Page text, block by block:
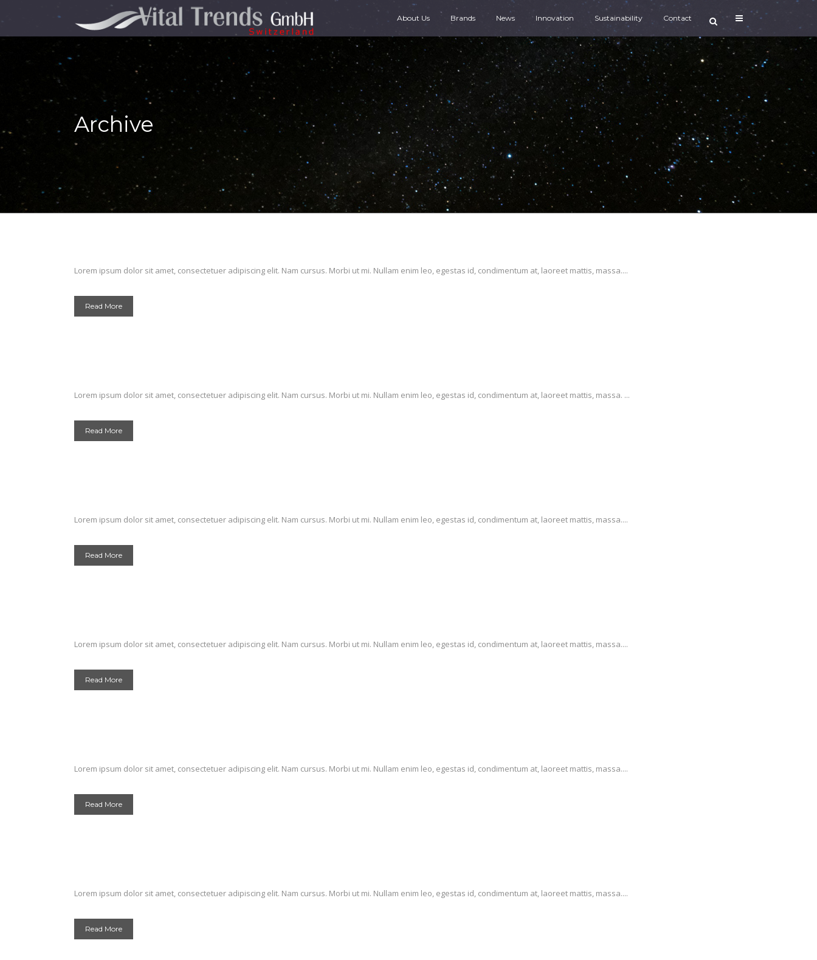
About Us Brands News Innovation Sustainability Contact
Archive
Lorem ipsum dolor sit amet, consectetuer adipiscing elit. Nam cursus. Morbi ut mi. Nullam enim leo, egestas id, condimentum at, laoreet mattis, massa....
Read More
Lorem ipsum dolor sit amet, consectetuer adipiscing elit. Nam cursus. Morbi ut mi. Nullam enim leo, egestas id, condimentum at, laoreet mattis, massa. ...
Read More
Lorem ipsum dolor sit amet, consectetuer adipiscing elit. Nam cursus. Morbi ut mi. Nullam enim leo, egestas id, condimentum at, laoreet mattis, massa....
Read More
Lorem ipsum dolor sit amet, consectetuer adipiscing elit. Nam cursus. Morbi ut mi. Nullam enim leo, egestas id, condimentum at, laoreet mattis, massa....
Read More
Lorem ipsum dolor sit amet, consectetuer adipiscing elit. Nam cursus. Morbi ut mi. Nullam enim leo, egestas id, condimentum at, laoreet mattis, massa....
Read More
Lorem ipsum dolor sit amet, consectetuer adipiscing elit. Nam cursus. Morbi ut mi. Nullam enim leo, egestas id, condimentum at, laoreet mattis, massa....
Read More